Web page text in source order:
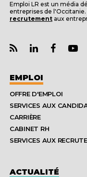
Emploi LR est un média
entreprises de l'Occitanie.
recrutement aux
EMPLOI
OFFRE D'EMPLOI
SERVICES AUX
CARRIÈRE
CABINET RH
SERVICES AUX
ACTUALITÉ